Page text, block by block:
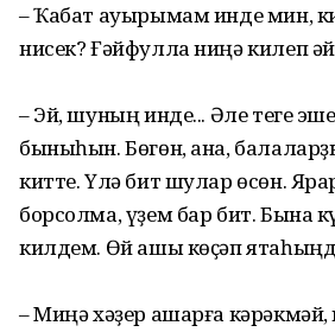
– Ҡабат ауырымам инде мин,
нисек? Ғәйфулла ниңә килеп
– Эй, шуның инде... Әле теге
быныһын. Бөгөн, ана,
китте. Үлә бит шулар өсөн. Ярар,
борсолма, үҙем бар бит. Бына
килдем. Өй ашы көҫәп
– Миңә хәҙер ашарға